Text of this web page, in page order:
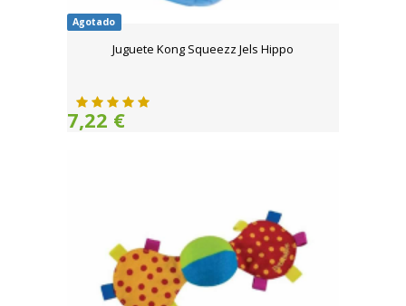
Agotado
Juguete Kong Squeezz Jels Hippo
7,22 €